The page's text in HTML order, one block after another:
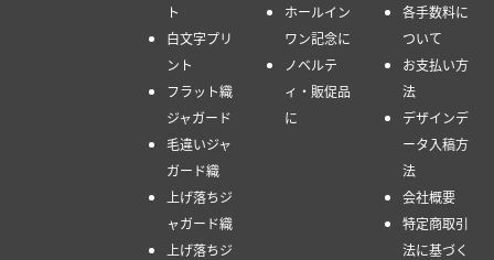
ト
白文字プリ
ント
フラット織
ジャガード
毛違いジャ
ガード織
上げ落ちジ
ャガード織
上げ落ちジ
ホールイン
ワン記念に
ノベルテ
ィ・販促品
に
各手数料に
ついて
お支払い方
法
デザインデ
ータ入稿方
法
会社概要
特定商取引
法に基づく